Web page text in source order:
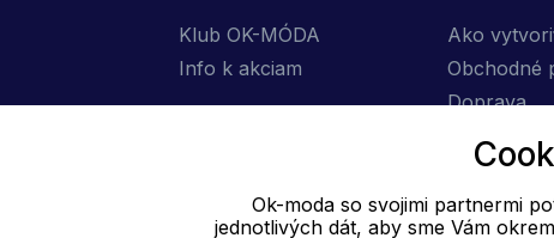
Klub OK-MÓDA
Info k akciam
Ako
Obchodné
Doprava
Výmena
Ok-moda so svojimi partnermi
jednotlivých dát, aby sme Vám